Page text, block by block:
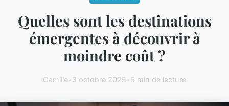
Quelles sont les destinations
émergentes à découvrir à
moindre coût ?
Camille•3 octobre 2025•5 min de lecture